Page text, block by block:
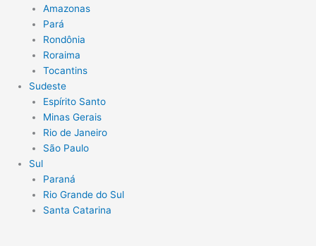
Amazonas
Pará
Rondônia
Roraima
Tocantins
Sudeste
Espírito Santo
Minas Gerais
Rio de Janeiro
São Paulo
Sul
Paraná
Rio Grande do Sul
Santa Catarina